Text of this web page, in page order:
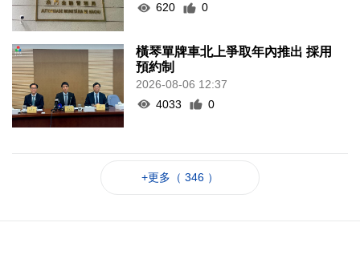
620
0
橫琴單牌車北上爭取年內推出 採用
預約制
2026-08-06 12:37
4033
0
+更多（ 346 ）